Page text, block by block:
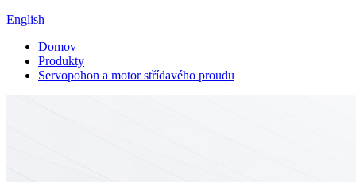
English
Domov
Produkty
Servopohon a motor střídavého proudu